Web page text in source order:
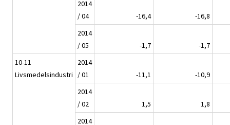
2014
/ 04
-16,4
-16,8
2014
/ 05
-1,7
-1,7
10-11
Livsmedelsindustri
2014
/ 01
-11,1
-10,9
2014
/ 02
1,5
1,8
2014